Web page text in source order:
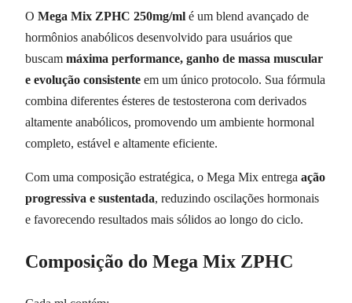
O Mega Mix ZPHC 250mg/ml é um blend avançado de
hormônios anabólicos desenvolvido para usuários que
buscam máxima performance, ganho de massa muscular
e evolução consistente em um único protocolo. Sua fórmula
combina diferentes ésteres de testosterona com derivados
altamente anabólicos, promovendo um ambiente hormonal
completo, estável e altamente eficiente.
Com uma composição estratégica, o Mega Mix entrega ação
progressiva e sustentada, reduzindo oscilações hormonais
e favorecendo resultados mais sólidos ao longo do ciclo.
Composição do Mega Mix ZPHC